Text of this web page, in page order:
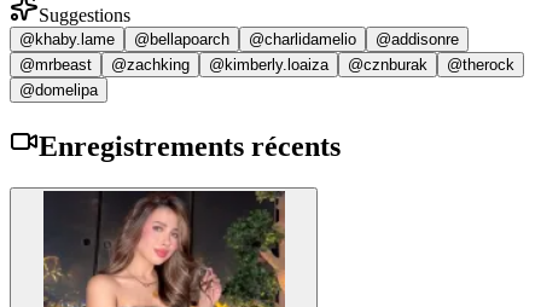
Suggestions
@khaby.lame @bellapoarch @charlidamelio
@addisonre
@mrbeast
@zachking @kimberly.loaiza @cznburak
@therock
@domelipa
Enregistrements récents